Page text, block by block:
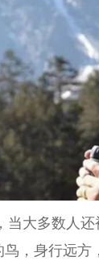
多数人还
，身行远